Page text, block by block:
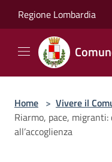
Regione Lombardia
Home > Vivere il
Riarmo, pace,
all’accoglienza